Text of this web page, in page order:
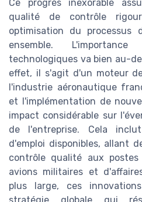
Ce progrès inexorable
qualité de contrôle
optimisation du processus
ensemble.
technologiques va bien au-
effet, il s'agit d'un moteur
l'industrie aéronautique
et l'implémentation de
impact considérable sur
de l'entreprise. Cela
d'emploi disponibles, allant
contrôle qualité aux
avions militaires et
plus large, ces
stratégie globale qui